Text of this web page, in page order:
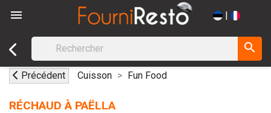
 |
search
Précédent Cuisson Fun Food
RÉCHAUD À PAËLLA